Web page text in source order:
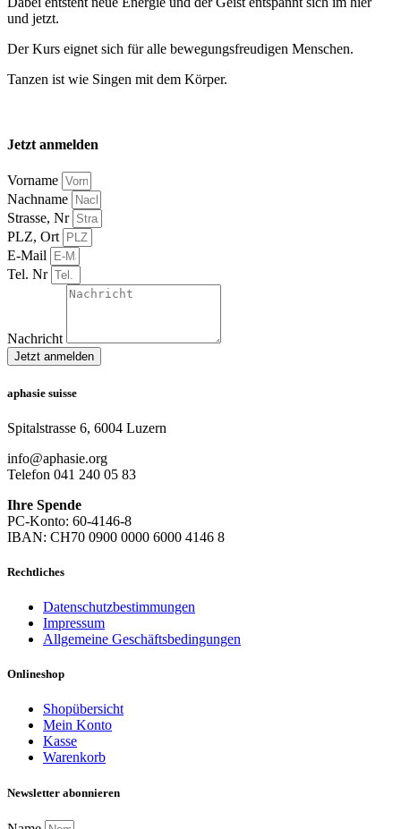
und jetzt.
Der Kurs eignet sich für alle bewegungsfreudigen Menschen.
Tanzen ist wie Singen mit dem Körper.
Jetzt anmelden
Vorname
Nachname
Strasse, Nr
PLZ, Ort
E-Mail
Tel. Nr
Nachricht
Jetzt anmelden
aphasie suisse
Spitalstrasse 6, 6004 Luzern
info@aphasie.org
Telefon 041 240 05 83
Ihre Spende
PC-Konto: 60-4146-8
IBAN: CH70 0900 0000 6000 4146 8
Rechtliches
Datenschutzbestimmungen
Impressum
Allgemeine Geschäftsbedingungen
Onlineshop
Shopübersicht
Mein Konto
Kasse
Warenkorb
Newsletter abonnieren